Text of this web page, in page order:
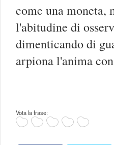
come una moneta,
l'abitudine di
dimenticando di
arpiona l'anima
Vota la frase: